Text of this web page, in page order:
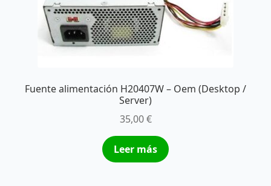
Fuente alimentación H20407W – Oem (Desktop /
Server)
35,00€
Leer más